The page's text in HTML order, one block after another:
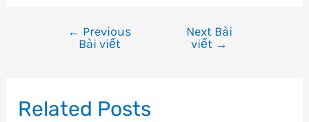
viết
← Previous
Bài viết
Next Bài
viết →
Related Posts